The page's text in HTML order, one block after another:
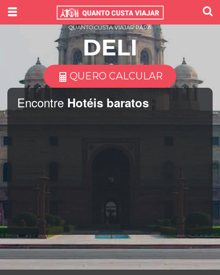
Encontre Hotéis baratos
QUANTO CUSTA VIAJAR PARA
DELI
QUERO CALCULAR